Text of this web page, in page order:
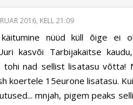
2016, KELL 21:09
nüüd küll õige ei
kasvõi Tarbijakaitse
nad sellist lisatasu võtta!
koertele 15eurone lisatasu.
mnjah, pigem peaks